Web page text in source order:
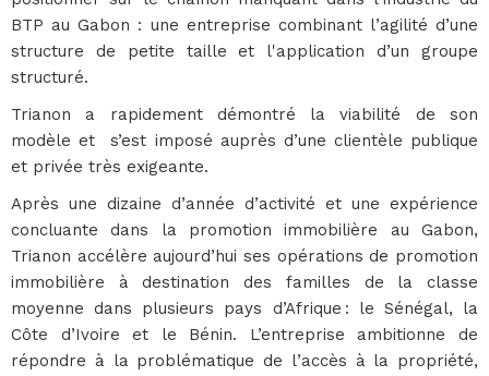
BTP au Gabon : une entreprise combinant l’agilité d’une
structure de petite taille et l'application d’un groupe
structuré.
Trianon a rapidement démontré la viabilité de son
modèle et s’est imposé auprès d’une clientèle publique
et privée très exigeante.
Après une dizaine d’année d’activité et une expérience
concluante dans la promotion immobilière au Gabon,
Trianon accélère aujourd’hui ses opérations de promotion
immobilière à destination des familles de la classe
moyenne dans plusieurs pays d’Afrique : le Sénégal, la
Côte d’Ivoire et le Bénin. L’entreprise ambitionne de
répondre à la problématique de l’accès à la propriété,